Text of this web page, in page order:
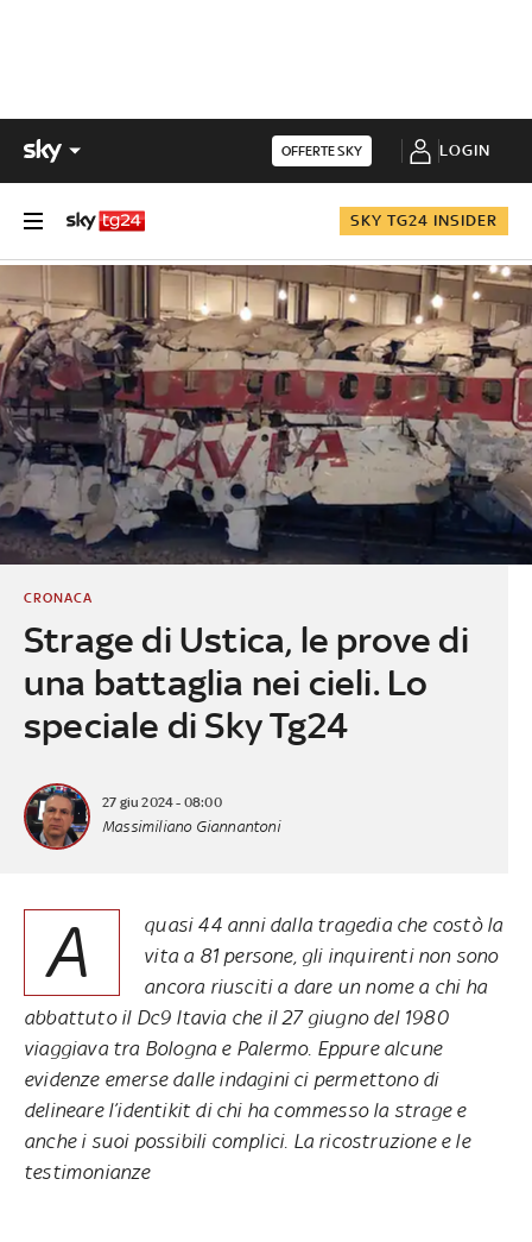
OFFERTE SKY LOGIN
SKY TG24 INSIDER
Strage di Ustica, le prove di
una battaglia nei cieli. Lo
speciale di Sky Tg24
CRONACA
27 giu 2024 - 08:00
Massimiliano Giannantoni
A
quasi 44 anni dalla tragedia che costò la
vita a 81 persone, gli inquirenti non sono
ancora riusciti a dare un nome a chi ha
abbattuto il Dc9 Itavia che il 27 giugno del 1980
viaggiava tra Bologna e Palermo. Eppure alcune
evidenze emerse dalle indagini ci permettono di
delineare l’identikit di chi ha commesso la strage e
anche i suoi possibili complici. La ricostruzione e le
testimonianze